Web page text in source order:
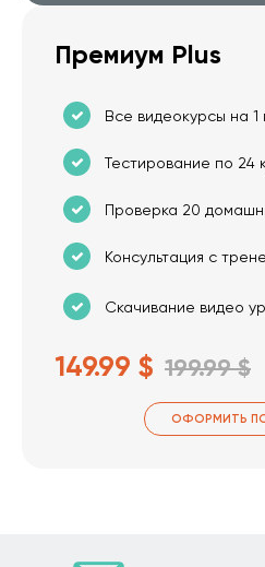
Премиум Plus
Все видеокурсы на 1
Тестирование по 24
Проверка 20
Консультация с
Скачивание видео
149.99 $ 199.99 $
ОФОРМИТЬ